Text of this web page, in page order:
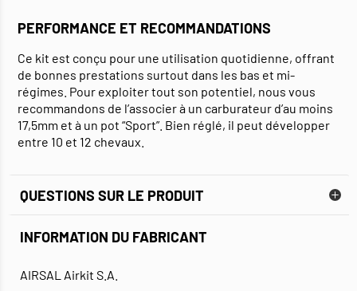
PERFORMANCE ET RECOMMANDATIONS
Ce kit est conçu pour une utilisation quotidienne, offrant
de bonnes prestations surtout dans les bas et mi-
régimes. Pour exploiter tout son potentiel, nous vous
recommandons de l’associer à un carburateur d’au moins
17,5mm et à un pot “Sport”. Bien réglé, il peut développer
entre 10 et 12 chevaux.
QUESTIONS SUR LE PRODUIT
INFORMATION DU FABRICANT
AIRSAL Airkit S.A.